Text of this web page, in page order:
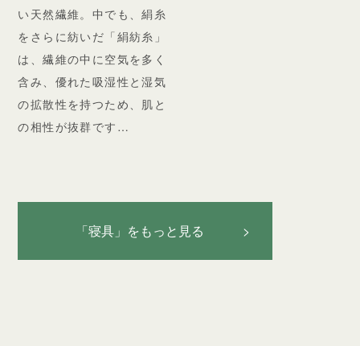
い天然繊維。中でも、絹糸
をさらに紡いだ「絹紡糸」
は、繊維の中に空気を多く
含み、優れた吸湿性と湿気
の拡散性を持つため、肌と
の相性が抜群です…
「寝具」をもっと見る >